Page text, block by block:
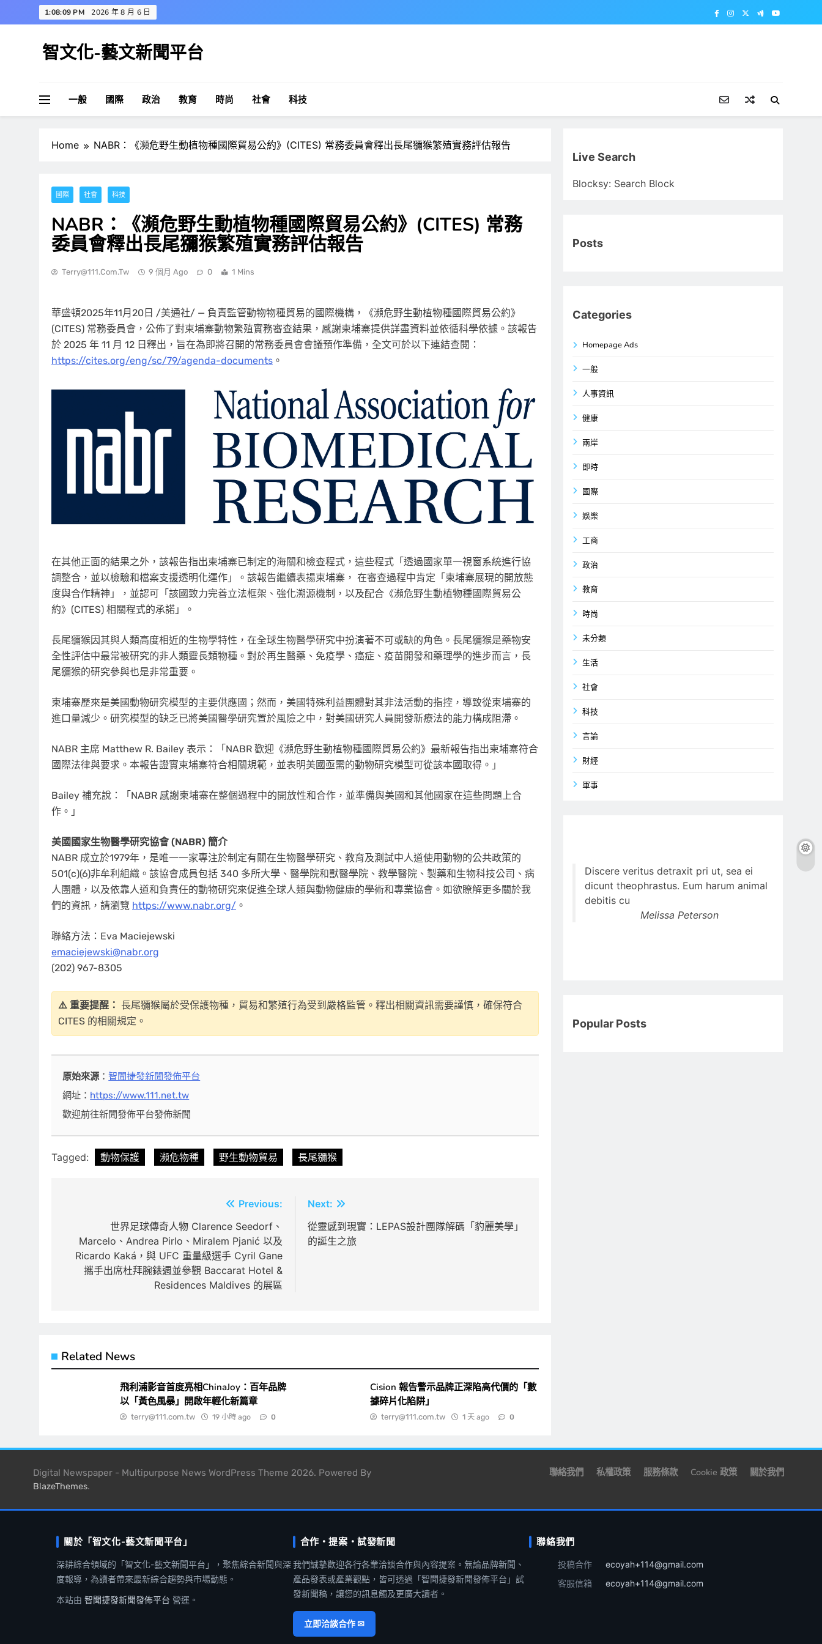
to
1:08:10 PM 2026 年 8 月 6 日
智文化-藝文新聞平台
一般 國際 政治 教育 時尚 社會 科技
Home NABR：《瀕危野生動植物種國際貿易公約》(CITES) 常務委員會釋出長尾獼猴繁殖實務評估報告
國際 社會 科技
NABR：《瀕危野生動植物種國際貿易公約》(CITES) 常務
委員會釋出長尾獼猴繁殖實務評估報告
Terry@111.com.tw 9 個月 Ago 0 1 Mins
華盛頓2025年11月20日 /美通社/ — 負責監管動物物種貿易的國際機構，《瀕危野生動植物種國際貿易公約》
(CITES) 常務委員會，公佈了對柬埔寨動物繁殖實務審查結果，感謝柬埔寨提供詳盡資料並依循科學依據。該報告
於 2025 年 11 月 12 日釋出，旨在為即將召開的常務委員會會議預作準備，全文可於以下連結查閱：
https://cites.org/eng/sc/79/agenda-documents 。
在其他正面的結果之外，該報告指出柬埔寨已制定的海關和檢查程式，這些程式「透過國家單一視窗系統進行協
調整合，並以檢驗和檔案支援透明化運作」。該報告繼續表揚柬埔寨， 在審查過程中肯定「柬埔寨展現的開放態
度與合作精神」，並認可「該國致力完善立法框架、強化溯源機制，以及配合《瀕危野生動植物種國際貿易公
約》(CITES) 相關程式的承諾」。
長尾獼猴因其與人類高度相近的生物學特性，在全球生物醫學研究中扮演著不可或缺的角色。長尾獼猴是藥物安
全性評估中最常被研究的非人類靈長類物種。對於再生醫藥、免疫學、癌症、疫苗開發和藥理學的進步而言，長
尾獼猴的研究參與也是非常重要。
柬埔寨歷來是美國動物研究模型的主要供應國；然而，美國特殊利益團體對其非法活動的指控，導致從柬埔寨的
進口量減少。研究模型的缺乏已將美國醫學研究置於風險之中，對美國研究人員開發新療法的能力構成阻滯。
NABR 主席 Matthew R. Bailey 表示：「NABR 歡迎《瀕危野生動植物種國際貿易公約》最新報告指出柬埔寨符合
國際法律與要求。本報告證實柬埔寨符合相關規範，並表明美國亟需的動物研究模型可從該本國取得。」
Bailey 補充說：「NABR 感謝柬埔寨在整個過程中的開放性和合作，並準備與美國和其他國家在這些問題上合
作。」
美國國家生物醫學研究協會 (NABR) 簡介
NABR 成立於1979年，是唯一一家專注於制定有關在生物醫學研究、教育及測試中人道使用動物的公共政策的
501(c)(6)非牟利組織。該協會成員包括 340 多所大學、醫學院和獸醫學院、教學醫院、製藥和生物科技公司、病
人團體，以及依靠人道和負責任的動物研究來促進全球人類與動物健康的學術和專業協會。如欲瞭解更多關於我
們的資訊，請瀏覽 https://www.nabr.org/ 。
聯絡方法：Eva Maciejewski
emaciejewski@nabr.org
(202) 967-8305
⚠️ 重要提醒： 長尾獼猴屬於受保護物種，貿易和繁殖行為受到嚴格監管。釋出相關資訊需要謹慎，確保符合
CITES 的相關規定。
原始來源 ：智聞捷發新聞發佈平台
網址： https://www.111.net.tw
歡迎前往新聞發佈平台發佈新聞
Tagged: 動物保護 瀕危物種 野生動物貿易 長尾獼猴
導
Previous:
世界足球傳奇人物 Clarence Seedorf、
Marcelo、Andrea Pirlo、Miralem Pjanić 以及
Ricardo Kaká，與 UFC 重量級選手 Cyril Gane
攜手出席杜拜腕錶週並參觀 Baccarat Hotel &
Residences Maldives 的展區
Next:
從靈感到現實：LEPAS設計團隊解碼「豹麗美學」
的誕生之旅
Related News
飛利浦影音首度亮相ChinaJoy：百年品牌
以「黃色風暴」開啟年輕化新篇章
terry@111.com.tw 19 小時 ago 0
Cision 報告警示品牌正深陷高代價的「數
據碎片化陷阱」
terry@111.com.tw 1 天 ago 0
Live Search
Blocksy: Search Block
Posts
Categories
Homepage Ads
一般
人事資訊
健康
兩岸
即時
國際
娛樂
工商
政治
教育
時尚
未分類
生活
社會
科技
言論
財經
軍事
Discere veritus detraxit pri ut, sea ei
dicunt theophrastus. Eum harum animal
debitis cu
Melissa Peterson
Popular Posts
Digital Newspaper - Multipurpose News WordPress Theme 2026. Powered By
BlazeThemes.
聯絡我們 私權政策 服務條款 Cookie 政策 關於我們
關於「智文化-藝文新聞平台」
深耕綜合領域的「智文化-藝文新聞平台」，聚焦綜合新聞與深
度報導，為讀者帶來最新綜合趨勢與市場動態。
本站由 智聞捷發新聞發佈平台 營運。
合作・提案・試發新聞
我們誠摯歡迎各行各業洽談合作與內容提案。無論品牌新聞、
產品發表或產業觀點，皆可透過「智聞捷發新聞發佈平台」試
發新聞稿，讓您的訊息觸及更廣大讀者。
立即洽談合作 ✉
聯絡我們
投稿合作
ecoyah+114@gmail.com
客服信箱
ecoyah+114@gmail.com